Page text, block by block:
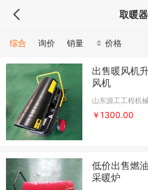
取暖器
综合 询价 销量 价格
出售暖风机
风机
山东源工工程机
￥1300.00
低价出售燃
采暖炉